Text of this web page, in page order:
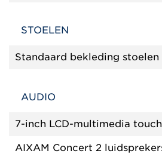
STOELEN
Standaard bekleding stoelen
AUDIO
7-inch LCD-multimedia
AIXAM Concert 2